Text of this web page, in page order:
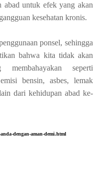
abad untuk efek yang akan
kesehatan kronis.
ponsel, sehingga
bahwa kita tidak akan
membahayakan seperti
bensin, asbes, lemak
dari kehidupan abad ke-
dengan-aman-demi.html